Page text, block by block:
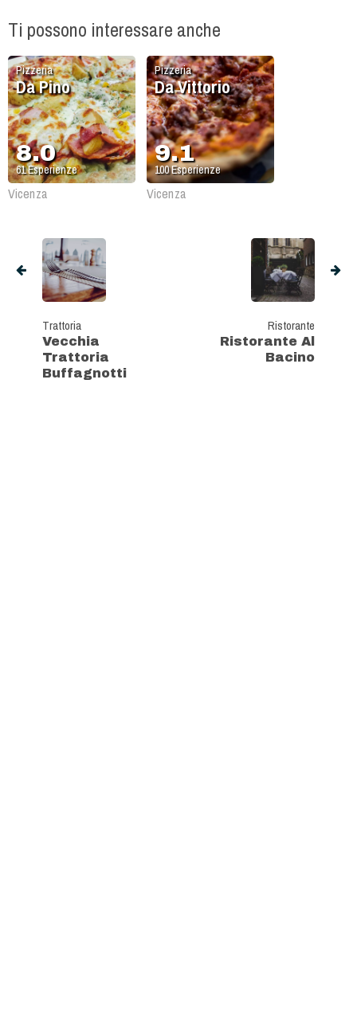
Ti possono interessare anche
Pizzeria
Da Pino
8.0
61Esperienze
Vicenza
Pizzeria
Da Vittorio
9.1
100Esperienze
Vicenza
Trattoria
Vecchia
Trattoria
Buffagnotti
Ristorante
Ristorante Al
Bacino